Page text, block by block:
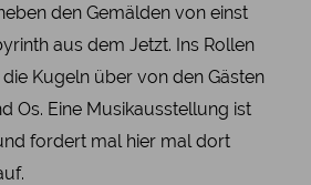
den Gemälden von einst
aus dem Jetzt. Ins Rollen
Kugeln über von den Gästen
Os. Eine Musikausstellung ist
fordert mal hier mal dort